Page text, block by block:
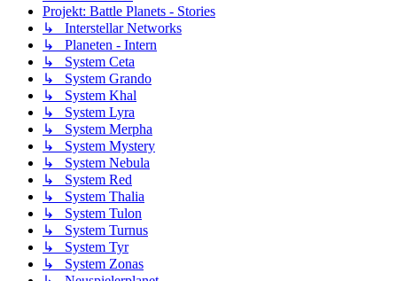
Projekt: Battle Planets - Stories
↳ Interstellar Networks
↳ Planeten - Intern
↳ System Ceta
↳ System Grando
↳ System Khal
↳ System Lyra
↳ System Merpha
↳ System Mystery
↳ System Nebula
↳ System Red
↳ System Thalia
↳ System Tulon
↳ System Turnus
↳ System Tyr
↳ System Zonas